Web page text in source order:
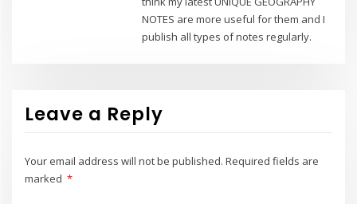
NOTES are more useful for them and I
publish all types of notes regularly.
Leave a Reply
Your email address will not be published. Required fields are
marked *